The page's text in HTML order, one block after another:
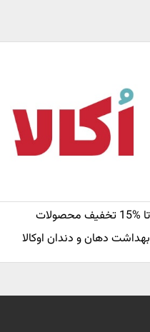
تا %15 تخفیف محصولات
بهداشت دهان و دندان اوکالا